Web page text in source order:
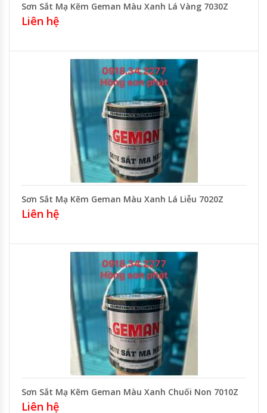
Sơn Sắt Mạ Kẽm Geman Màu Xanh Lá Vàng 7030Z
Liên hệ
Sơn Sắt Mạ Kẽm Geman Màu Xanh Lá Liễu 7020Z
Liên hệ
Sơn Sắt Mạ Kẽm Geman Màu Xanh Chuối Non 7010Z
Liên hệ